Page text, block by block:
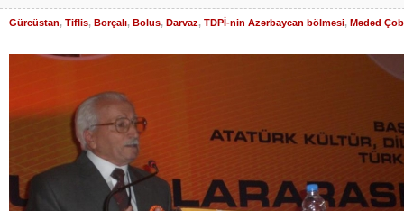
Gürcüstan, Tiflis, Borçalı, Bolus, Darvaz, TDPİ-nin Azərbaycan bölməsi, Mədəd